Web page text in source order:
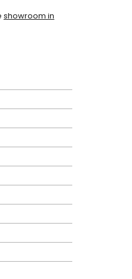
showroom in